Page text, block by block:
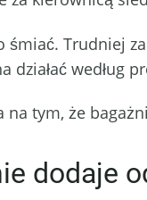
śmiać. Trudniej
działać
na tym, że
dodaje